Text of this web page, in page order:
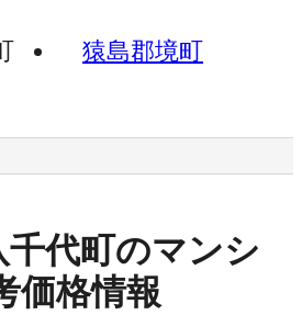
猿島郡境町
千代町のマンシ
価格情報